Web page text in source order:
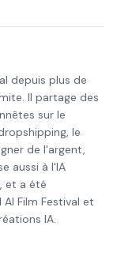
depuis plus de
Il partage des
sur le
le
de l'argent,
aussi à l'IA
et a été
Film Festival et
IA.